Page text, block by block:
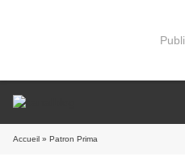
Accueil » Patron Prima